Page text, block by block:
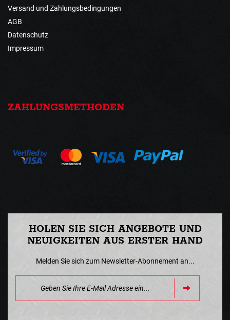
Versand und Zahlungsbedingungen
AGB
Datenschutz
Impressum
ZAHLUNGSMETHODEN
HOLEN SIE SICH ANGEBOTE UND
NEUIGKEITEN AUS ERSTER HAND
Melden Sie sich zum Newsletter-Abonnement an...